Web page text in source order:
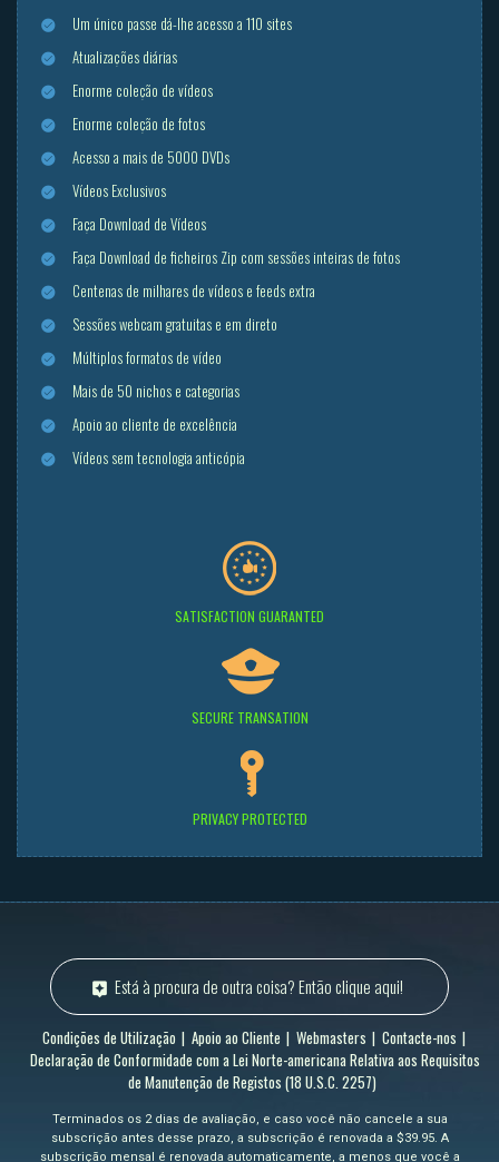
Um único passe dá-lhe acesso a 110 sites
Atualizações diárias
Enorme coleção de vídeos
Enorme coleção de fotos
Acesso a mais de 5000 DVDs
Vídeos Exclusivos
Faça Download de Vídeos
Faça Download de ficheiros Zip com sessões inteiras de fotos
Centenas de milhares de vídeos e feeds extra
Sessões webcam gratuitas e em direto
Múltiplos formatos de vídeo
Mais de 50 nichos e categorias
Apoio ao cliente de excelência
Vídeos sem tecnologia anticópia
SATISFACTION GUARANTED
SECURE TRANSATION
PRIVACY PROTECTED
Está à procura de outra coisa? Então clique aqui!
Condições de Utilização Apoio ao Cliente Webmasters
Contacte-nos
Declaração de Conformidade com a Lei Norte-americana Relativa aos Requisitos
de Manutenção de Registos (18 U.S.C. 2257)
Terminados os 2 dias de avaliação, e caso você não cancele a sua
subscrição antes desse prazo, a subscrição é renovada a $39.95. A
subscrição mensal é renovada automaticamente, a menos que você a